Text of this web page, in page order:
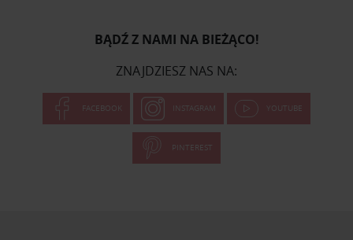
BĄDŹ Z NAMI NA BIEŻĄCO!
ZNAJDZIESZ NAS NA:
FACEBOOK INSTAGRAM YOUTUBE
PINTEREST